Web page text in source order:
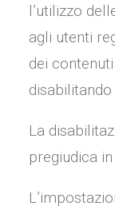
l’utilizzo
agli utenti
dei
La
pregiudica